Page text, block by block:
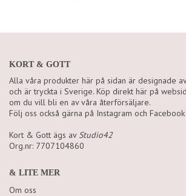
KORT & GOTT
Alla våra produkter här på sidan är designade
och är tryckta i Sverige. Köp direkt här på
om du vill bli en av våra återförsäljare.
Följ oss också gärna på Instagram och
Kort & Gott ägs av Studio42
Org.nr: 7707104860
& LITE MER
Om oss